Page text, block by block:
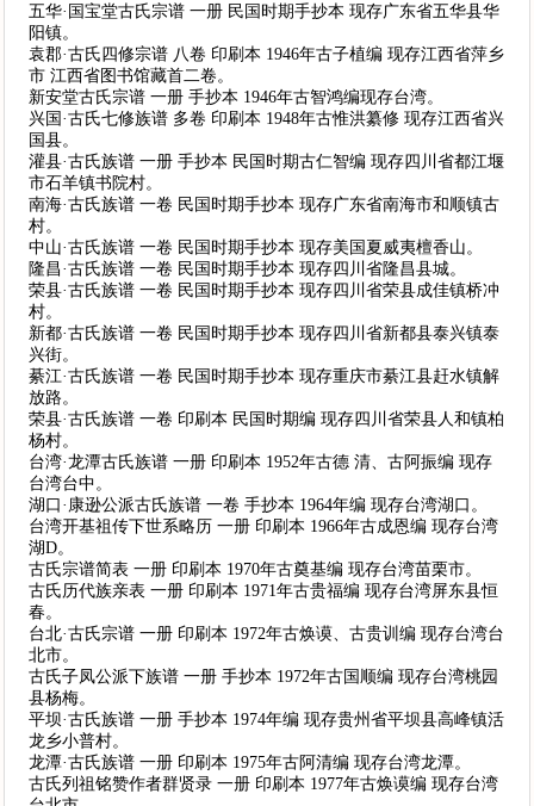
五华·国宝堂古氏宗谱 一册 民国时期手抄本 现存广东省五华县华
阳镇。
袁郡·古氏四修宗谱 八卷 印刷本 1946年古子植编 现存江西省萍乡
市 江西省图书馆藏首二卷。
新安堂古氏宗谱 一册 手抄本 1946年古智鸿编现存台湾。
兴国·古氏七修族谱 多卷 印刷本 1948年古惟洪纂修 现存江西省兴
国县。
灌县·古氏族谱 一册 手抄本 民国时期古仁智编 现存四川省都江堰
市石羊镇书院村。
南海·古氏族谱 一卷 民国时期手抄本 现存广东省南海市和顺镇古
村。
中山·古氏族谱 一卷 民国时期手抄本 现存美国夏威夷檀香山。
隆昌·古氏族谱 一卷 民国时期手抄本 现存四川省隆昌县城。
荣县·古氏族谱 一卷 民国时期手抄本 现存四川省荣县成佳镇桥冲
村。
新都·古氏族谱 一卷 民国时期手抄本 现存四川省新都县泰兴镇泰
兴街。
綦江·古氏族谱 一卷 民国时期手抄本 现存重庆市綦江县赶水镇解
放路。
荣县·古氏族谱 一卷 印刷本 民国时期编 现存四川省荣县人和镇柏
杨村。
台湾·龙潭古氏族谱 一册 印刷本 1952年古德 清、古阿振编 现存
台湾台中。
湖口·康逊公派古氏族谱 一卷 手抄本 1964年编 现存台湾湖口。
台湾开基祖传下世系略历 一册 印刷本 1966年古成恩编 现存台湾
湖D。
古氏宗谱简表 一册 印刷本 1970年古奠基编 现存台湾苗栗市。
古氏历代族亲表 一册 印刷本 1971年古贵福编 现存台湾屏东县恒
春。
台北·古氏宗谱 一册 印刷本 1972年古焕谟、古贵训编 现存台湾台
北市。
古氏子凤公派下族谱 一册 手抄本 1972年古国顺编 现存台湾桃园
县杨梅。
平坝·古氏族谱 一册 手抄本 1974年编 现存贵州省平坝县高峰镇活
龙乡小普村。
龙潭·古氏族谱 一册 印刷本 1975年古阿清编 现存台湾龙潭。
古氏列祖铭赞作者群贤录 一册 印刷本 1977年古焕谟编 现存台湾